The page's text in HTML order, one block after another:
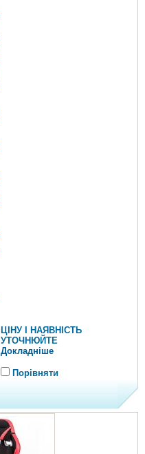
ЦІНУ І НАЯВНІСТЬ
УТОЧНЮЙТЕ
Докладніше
Порівняти